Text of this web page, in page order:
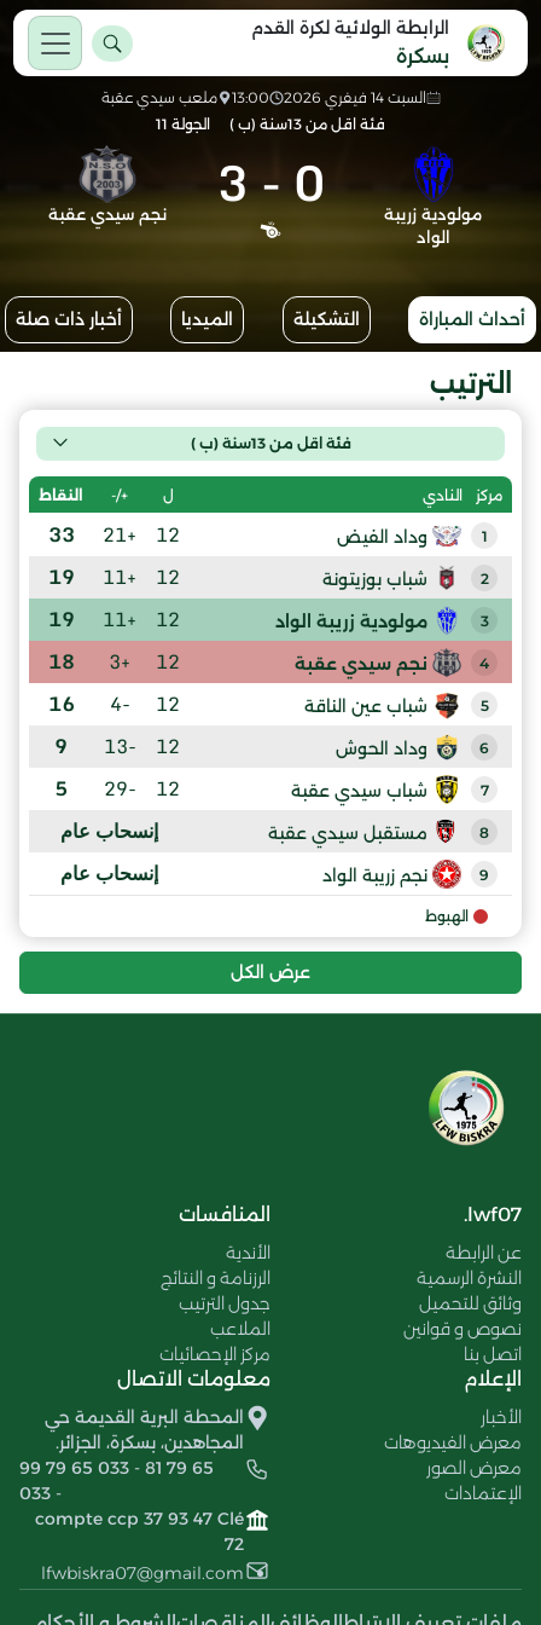
الرابطة الولائية لكرة القدم
بسكرة
السبت 14 فيفري 2026 13:00
ملعب سيدي عقبة
فئة اقل من 13سنة (ب )
الجولة 11
مولودية زريبة
الواد
0
-
3 نجم سيدي عقبة
أحداث المباراة التشكيلة الميديا أخبار ذات صلة
الترتيب
فئة اقل من 13سنة (ب )
مركز النادي ل +/- النقاط
1 وداد الفيض 12
+21
33
2 شباب بوزيتونة 12
+11
19
3 مولودية زريبة الواد 12
+11
19
4 نجم سيدي عقبة 12
+3
18
5 شباب عين الناقة 12
-4
16
6 وداد الحوش 12
-13
9
7 شباب سيدي عقبة 12
-29
5
8 مستقبل سيدي عقبة إنسحاب عام
9 نجم زريبة الواد إنسحاب عام
الهبوط
عرض الكل
lwf07.
عن الرابطة
النشرة الرسمية
وثائق للتحميل
نصوص و قوانين
اتصل بنا
المنافسات
الأندية
الرزنامة و النتائج
جدول الترتيب
الملاعب
مركز الإحصائيات
الإعلام
الأخبار
معرض الفيديوهات
معرض الصور
الإعتمادات
معلومات الاتصال
المحطة البرية القديمة حي
المجاهدين، بسكرة، الجزائر.
99 79 65 033 - 81 79 65
033 -
compte ccp 37 93 47 Clé
72
lfwbiskra07@gmail.com